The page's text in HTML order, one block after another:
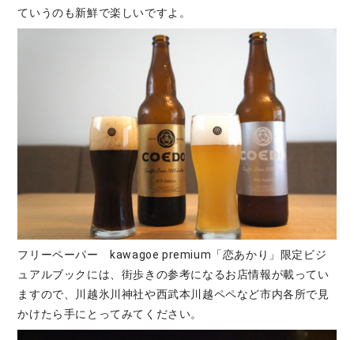
ていうのも新鮮で楽しいですよ。
フリーペーパー kawagoe premium「恋あかり」限定ビジ
ュアルブックには、街歩きの参考になるお店情報が載ってい
ますので、川越氷川神社や西武本川越ペペなど市内各所で見
かけたら手にとってみてください。